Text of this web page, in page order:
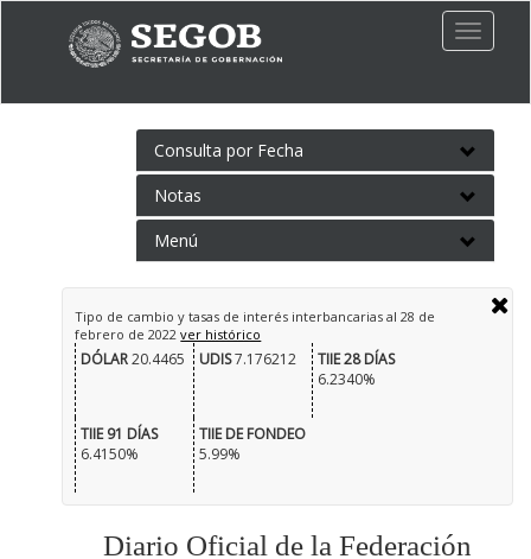
Toggle
Consulta por Fecha
Notas
Menú
Tipo de cambio y tasas de interés interbancarias al 28 de
febrero de 2022ver histórico
DÓLAR20.4465 UDIS7.176212
TIIE 28 DÍAS
6.2340%
TIIE 91 DÍAS
6.4150%
TIIE DE FONDEO
5.99%
Diario Oficial de la Federación